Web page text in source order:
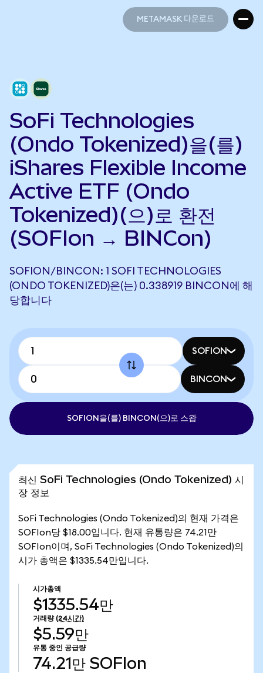
METAMASK 다운로드
SoFi Technologies
(Ondo Tokenized)을(를)
iShares Flexible Income
Active ETF (Ondo
Tokenized)(으)로 환전
(SOFIon → BINCon)
SOFION/BINCON: 1 SOFI TECHNOLOGIES
(ONDO TOKENIZED)은(는) 0.338919 BINCON에 해
당합니다
SOFION
BINCON
SOFION을(를) BINCON(으)로 스왑
최신 SoFi Technologies (Ondo Tokenized) 시
장 정보
SoFi Technologies (Ondo Tokenized)의 현재 가격은
SOFIon당 $18.00입니다. 현재 유통량은 74.21만
SOFIon이며, SoFi Technologies (Ondo Tokenized)의
시가 총액은 $1335.54만입니다.
시가총액
$1335.54만
거래량 (24시간)
$5.59만
유통 중인 공급량
74.21만 SOFIon